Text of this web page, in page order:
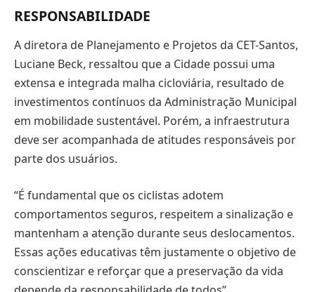
RESPONSABILIDADE
A diretora de Planejamento e Projetos da CET-Santos,
Luciane Beck, ressaltou que a Cidade possui uma
extensa e integrada malha cicloviária, resultado de
investimentos contínuos da Administração Municipal
em mobilidade sustentável. Porém, a infraestrutura
deve ser acompanhada de atitudes responsáveis por
parte dos usuários.
“É fundamental que os ciclistas adotem
comportamentos seguros, respeitem a sinalização e
mantenham a atenção durante seus deslocamentos.
Essas ações educativas têm justamente o objetivo de
conscientizar e reforçar que a preservação da vida